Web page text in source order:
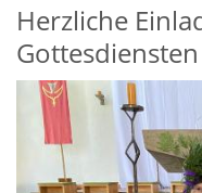
Herzliche
Gottesdiensten